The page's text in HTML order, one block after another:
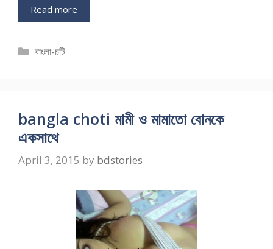
Read more
Categories
বাংলা-চটি
bangla choti মামী ও মামাতো বোনকে
একসাথে
April 3, 2015 by bdstories